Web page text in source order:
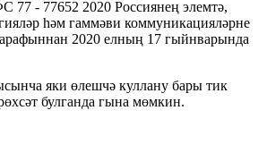
77 - 77652 2020 Россиянең элемтә,
һәм гаммәви коммуникацияләрне
2020 елның 17 гыйнварында
яки өлешчә куллану бары тик
булганда гына мөмкин.